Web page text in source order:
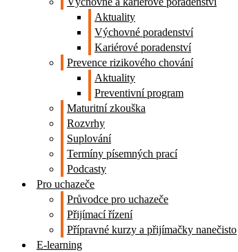
Aktuality
Výchovné poradenství
Kariérové poradenství
Prevence rizikového chování
Aktuality
Preventivní program
Maturitní zkouška
Rozvrhy
Suplování
Termíny písemných prací
Podcasty
Pro uchazeče
Průvodce pro uchazeče
Přijímací řízení
Přípravné kurzy a přijímačky nanečisto
E-learning